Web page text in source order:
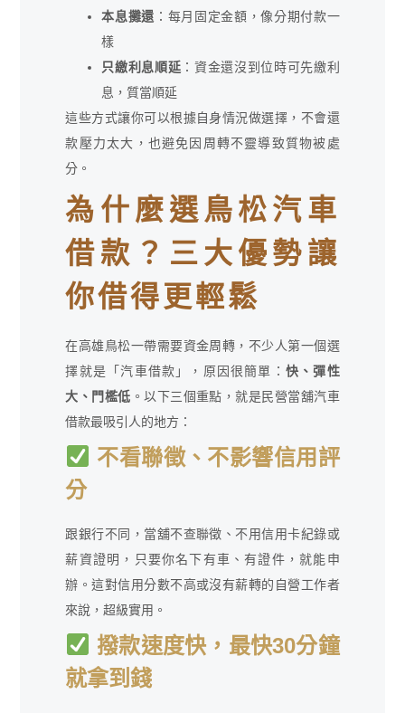
本息攤還 ：每月固定金額，像分期付款一
樣
只繳利息順延 ：資金還沒到位時可先繳利
息，質當順延
這些方式讓你可以根據自身情況做選擇，不會還
款壓力太大，也避免因周轉不靈導致質物被處
分。
為什麼選鳥松汽車
借款？三大優勢讓
你借得更輕鬆
在高雄鳥松一帶需要資金周轉，不少人第一個選
擇就是「汽車借款」，原因很簡單： 快、彈性
大、門檻低 。以下三個重點，就是民營當舖汽車
借款最吸引人的地方：
不看聯徵、不影響信用評
分
跟銀行不同，當舖不查聯徵、不用信用卡紀錄或
薪資證明，只要你名下有車、有證件，就能申
辦。這對信用分數不高或沒有薪轉的自營工作者
來說，超級實用。
撥款速度快，最快30分鐘
就拿到錢